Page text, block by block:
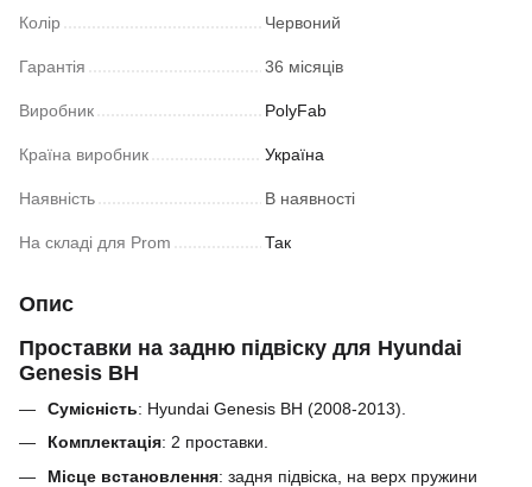
Колір Червоний
Гарантія 36 місяців
Виробник PolyFab
Країна виробник Україна
Наявність В наявності
На складі для Prom Так
Опис
Проставки на задню підвіску для Hyundai
Genesis BH
Сумісність: Hyundai Genesis BH (2008-2013).
Комплектація: 2 проставки.
Місце встановлення: задня підвіска, на верх пружини